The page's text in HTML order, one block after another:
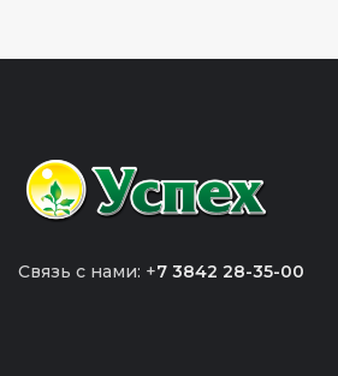
Связь с нами: +7 3842 28-35-00